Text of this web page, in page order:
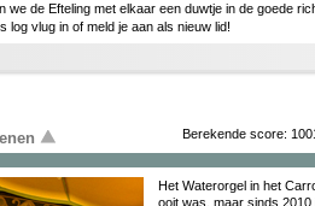
de Efteling met elkaar een duwtje in de goede
log vlug in of meld je aan als nieuw lid!
Berekende score:
Het Wa­ter­or­gel in het
ooit was, maar sinds